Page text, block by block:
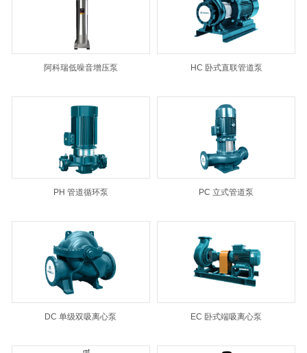
阿科瑞低噪音增压泵 HC 卧式直联管道泵
PH 管道循环泵 PC 立式管道泵
DC 单级双吸离心泵 EC 卧式端吸离心泵